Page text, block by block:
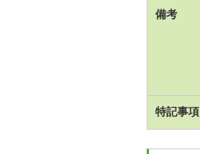
備考
特記事項